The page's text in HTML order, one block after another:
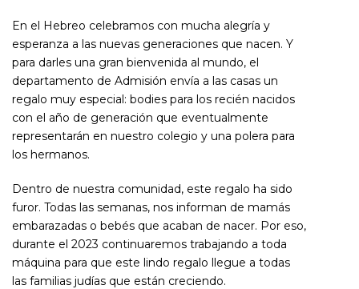
En el Hebreo celebramos con mucha alegría y
esperanza a las nuevas generaciones que nacen. Y
para darles una gran bienvenida al mundo, el
departamento de Admisión envía a las casas un
regalo muy especial: bodies para los recién nacidos
con el año de generación que eventualmente
representarán en nuestro colegio y una polera para
los hermanos.
Dentro de nuestra comunidad, este regalo ha sido
furor. Todas las semanas, nos informan de mamás
embarazadas o bebés que acaban de nacer. Por eso,
durante el 2023 continuaremos trabajando a toda
máquina para que este lindo regalo llegue a todas
las familias judías que están creciendo.